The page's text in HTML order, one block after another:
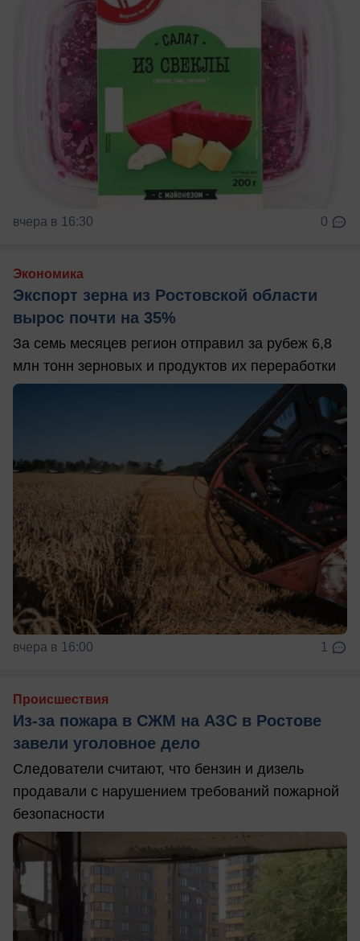
вчера в 16:30 0
Экономика
Экспорт зерна из Ростовской области
вырос почти на 35%
За семь месяцев регион отправил за рубеж 6,8
млн тонн зерновых и продуктов их переработки
вчера в 16:00 1
Происшествия
Из-за пожара в СЖМ на АЗС в Ростове
завели уголовное дело
Следователи считают, что бензин и дизель
продавали с нарушением требований пожарной
безопасности